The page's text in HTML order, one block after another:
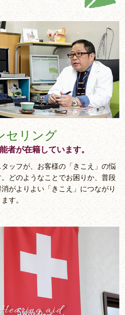
セリング
者が在籍しています。
ッフが、お客様の「きこえ」の悩
どのようなことでお困りか、普段
がよりよい「きこえ」につながり
す。